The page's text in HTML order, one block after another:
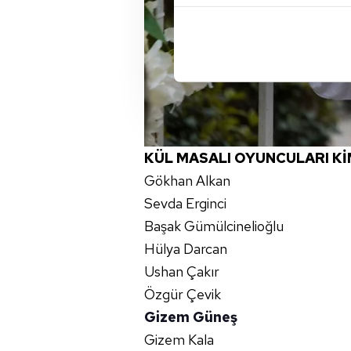
Her halükârda, kullanıcılar,
Sizlere daha iyi bir hizmet
çerezler vasıtasıyla çeşitli
amacıyla kullanılmaktadır.
reklam/pazarlama faaliyetlerinin
Çerezlere ilişkin tercihlerinizi
butonuna tıklayabilir,
6698 sayılı Kişisel Verilerin
mevzuata uygun olarak
KÜL MASALI OYUNCULARI
Gökhan Alkan
Sevda Erginci
Başak Gümülcinelioğlu
Hülya Darcan
Ushan Çakır
Özgür Çevik
Gizem Güneş
Gizem Kala